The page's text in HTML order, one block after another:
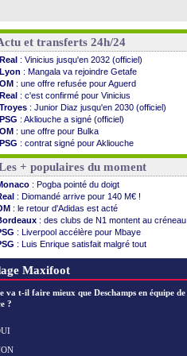
et transferts 24h/24
Real : Vinicius jusqu'en 2032 (officiel)
Lyon : Mangala va rejoindre Getafe
OM : une offre refusée pour Aguerd
Real : c'est confirmé pour Vinicius
Troyes : Junior Diaz jusqu'en 2030 (officiel)
PSG : Akliouche a signé (officiel)
OM : une offre pour Bulka
PSG : contrat signé pour Akliouche
Ouganda: Owori battu à mort à Kampala
Arsenal: Arteta veut créer une dynastie
Chelsea: Palace a fait son offre pour Disasi
FIFA: le gouvernement espagnol s'en mêle
PSG : l'étonnante rumeur Gusto
Bologne: Dallinga est sur le marché
OM: accord trouvé avec Man City pour Rulli
OM : Medina vers Leverkusen pour 25 M€
Uruguay : Forlan nommé sélectionneur (officiel)
PSG : Ndjantou heureux d'avoir rejoué
Man City: Rodri préfère le Barça au Real !
Rennes
OM
+ populaires du moment
: Pogba pointé du doigt
: Diomandé arrive pour 140 M€ !
: le retour d'Adidas est acté
: des clubs de N1 montent au créneau
: Liverpool accélère pour Mbaye
: Luis Enrique satisfait malgré tout
: une nouvelle offre pour Vinicius
Maxifoot
va t-il faire mieux que Deschamps en équipe de
?